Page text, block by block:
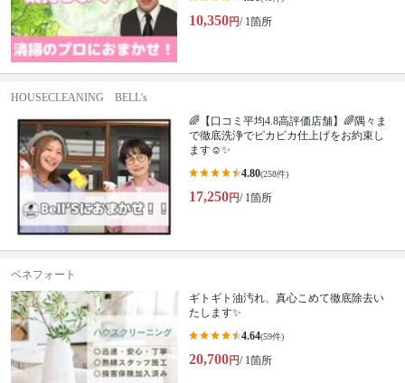
10,350円/ 1箇所
HOUSECLEANING BELL's
🌈【口コミ平均4.8高評価店舗】🌈隅々ま
で徹底洗浄でピカピカ仕上げをお約束し
ます☺✨
4.80(258件)
17,250円/ 1箇所
ベネフォート
ギトギト油汚れ、真心こめて徹底除去い
たします✨
4.64(59件)
20,700円/ 1箇所